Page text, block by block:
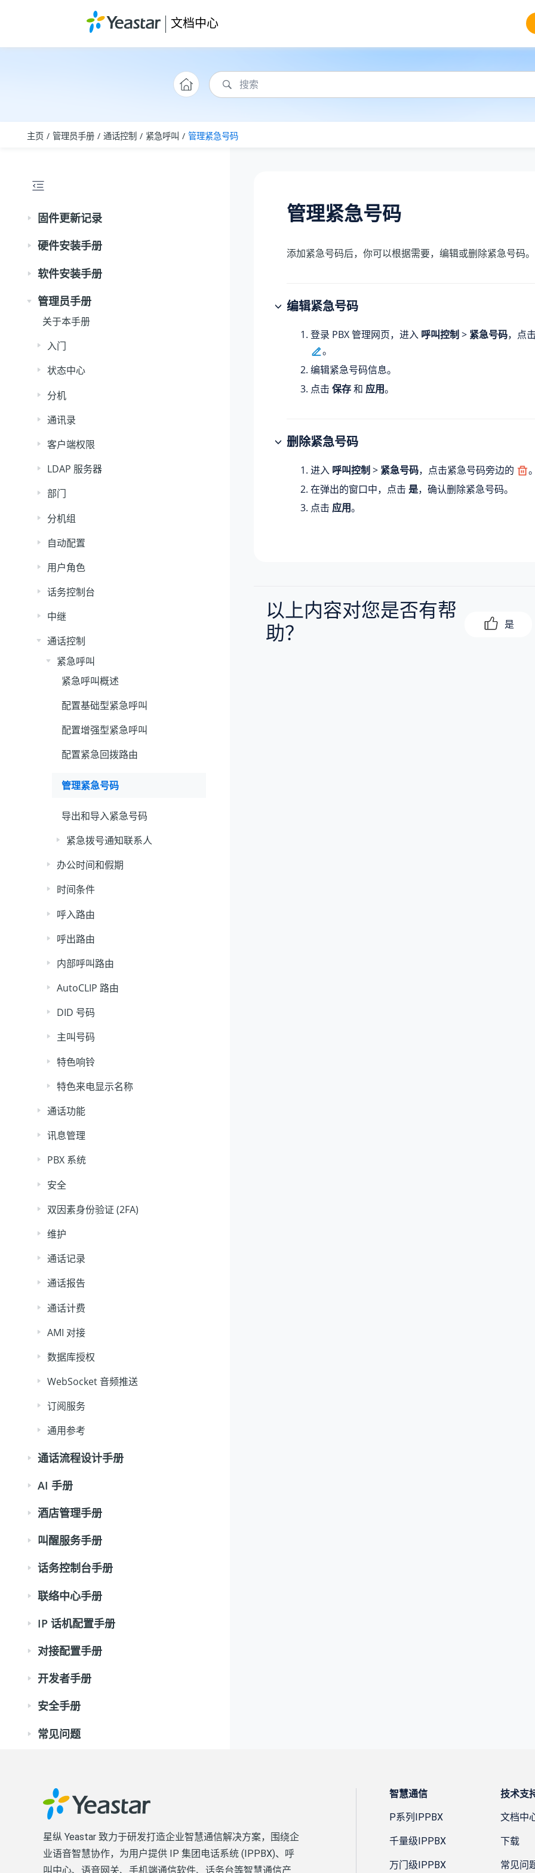
文档中心
主页 管理员手册 通话控制 紧急呼叫 管理紧急号码
固件更新记录
硬件安装手册
软件安装手册
管理员手册
关于本手册
入门
状态中心
分机
通讯录
客户端权限
LDAP 服务器
部门
分机组
自动配置
用户角色
话务控制台
中继
通话控制
紧急呼叫
紧急呼叫概述
配置基础型紧急呼叫
配置增强型紧急呼叫
配置紧急回拨路由
管理紧急号码
导出和导入紧急号码
紧急拨号通知联系人
办公时间和假期
时间条件
呼入路由
呼出路由
内部呼叫路由
AutoCLIP 路由
DID 号码
主叫号码
特色响铃
特色来电显示名称
通话功能
讯息管理
PBX 系统
安全
双因素身份验证 (2FA)
维护
通话记录
通话报告
通话计费
AMI 对接
数据库授权
WebSocket 音频推送
订阅服务
通用参考
通话流程设计手册
AI 手册
酒店管理手册
叫醒服务手册
话务控制台手册
联络中心手册
IP 话机配置手册
对接配置手册
开发者手册
安全手册
常见问题
管理紧急号码
添加紧急号码后，你可以根据需要，编辑或删除紧急号码。
编辑紧急号码
登录 PBX 管理网页，进入 呼叫控制 > 紧急号码，点
。
编辑紧急号码信息。
点击 保存和 应用。
删除紧急号码
进入 呼叫控制 > 紧急号码，点击紧急号码旁边的
在弹出的窗口中，点击 是，确认删除紧急号码。
点击 应用。
以上内容对您是否有帮
助？
是
星纵 Yeastar 致力于研发打造企业智慧通信解决方案，围绕企
业语音智慧协作，为用户提供 IP 集团电话系统 (IPPBX)、呼
叫中心、语音网关、手机端通信软件、话务台等智慧通信产
智慧通信
P系列IPPBX
千量级IPPBX
万门级IPPBX
技术支
文档中
下载
常见问